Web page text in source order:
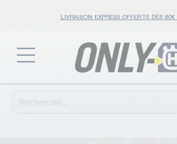
LIVRAISON EXPRESS OFFERTE DÈS